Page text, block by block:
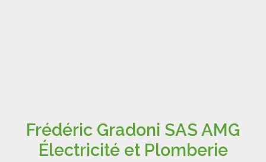
Frédéric Gradoni SAS AMG
Électricité et Plomberie